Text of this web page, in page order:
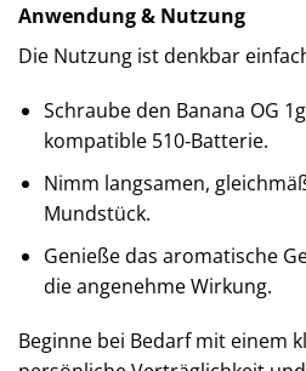
Anwendung & Nutzung
Die Nutzung ist denkbar
Schraube den Banana OG
kompatible 510‑Batterie.
Nimm langsamen,
Mundstück.
Genieße das aromatische
die angenehme Wirkung.
Beginne bei Bedarf mit einem